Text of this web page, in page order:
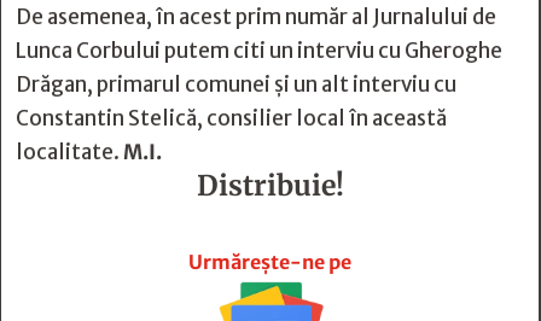
De asemenea, în acest prim număr al Jurnalului de
Lunca Corbului putem citi un interviu cu Gheroghe
Drăgan, primarul comunei și un alt interviu cu
Constantin Stelică, consilier local în această
localitate.M.I.
Distribuie!
Urmărește-ne pe